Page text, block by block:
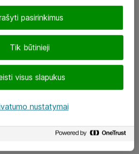
Tik būtinieji
visus slapukus
pasirinkimus
nustatymai